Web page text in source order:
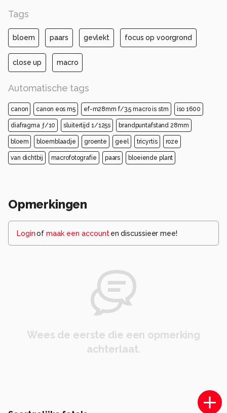
Tags
bloem paars gevlekt focus op voorgrond
close up macro
Automatische tags
canon canon eos m5 ef-m28mm f/3.5 macro is stm iso 1600
diafragma ƒ/10 sluitertijd 1/125s brandpuntafstand 28mm
bloem bloemblaadje groente geel tricyrtis roze
van dichtbij macrofotografie paars bloeiende plant
Opmerkingen
Loginof maak een account en discussieer mee!
Wees de eerste die een opmerking
achterlaat.